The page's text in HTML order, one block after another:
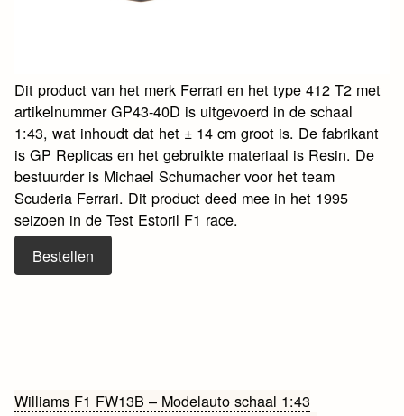
Dit product van het merk Ferrari en het type 412 T2 met
artikelnummer GP43-40D is uitgevoerd in de schaal
1:43, wat inhoudt dat het ± 14 cm groot is. De fabrikant
is GP Replicas en het gebruikte materiaal is Resin. De
bestuurder is Michael Schumacher voor het team
Scuderia Ferrari. Dit product deed mee in het 1995
seizoen in de Test Estoril F1 race.
Bestellen
Bericht
Williams F1 FW13B – Modelauto schaal 1:43